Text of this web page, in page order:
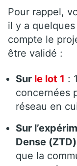
Pour rappel,
il y a
compte le
être validé :
Sur le lot 1 :
concernées
réseau en
Sur
Dense
que la